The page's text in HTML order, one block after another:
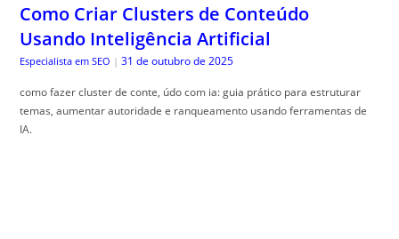
Como Criar Clusters de Conteúdo
Usando Inteligência Artificial
Especialista em SEO | 31 de outubro de 2025
como fazer cluster de conte, údo com ia: guia prático para estruturar
temas, aumentar autoridade e ranqueamento usando ferramentas de
IA.